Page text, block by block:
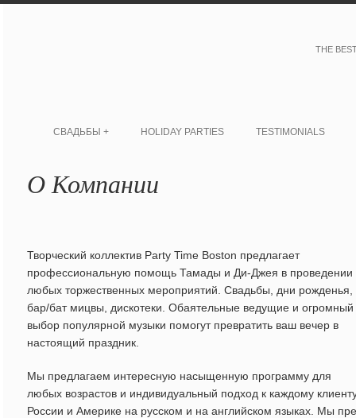
THE
СВАДЬБЫ + HOLIDAY PARTIES TESTIMONIALS
О Компании
Творческий коллектив Party Time Boston предлагает
профессиональную помощь Тамады и Ди-Джея в проведении
любых торжественных мероприятий. Свадьбы, дни рожденья,
бар/бат мицвы, дискотеки. Oбаятельные ведущие и огромный
выбор популярной музыки помогут превратить ваш вечер в
настоящий праздник.
Мы предлагаем интересную насыщенную программу для
любых возрастов и индивидуальный подход к каждому
России и Америке на русском и на английском языках. Мы